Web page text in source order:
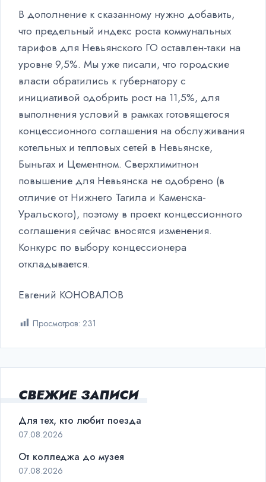
В дополнение к сказанному нужно добавить,
что предельный индекс роста коммунальных
тарифов для Невьянского ГО оставлен-таки на
уровне 9,5%. Мы уже писали, что городские
власти обратились к губернатору с
инициативой одобрить рост на 11,5%, для
выполнения условий в рамках готовящегося
концессионного соглашения на обслуживания
котельных и тепловых сетей в Невьянске,
Быньгах и Цементном. Сверхлимитнон
повышение для Невьянска не одобрено (в
отличие от Нижнего Тагила и Каменска-
Уральского), поэтому в проект концессионного
соглашения сейчас вносятся изменения.
Конкурс по выбору концессионера
откладывается.
Евгений КОНОВАЛОВ
Просмотров: 231
СВЕЖИЕ ЗАПИСИ
Для тех, кто любит поезда
07.08.2026
От колледжа до музея
07.08.2026